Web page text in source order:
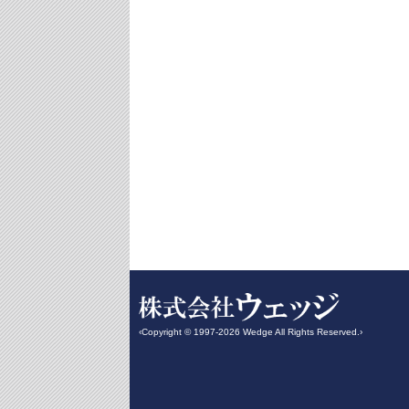
‹Copyright © 1997-2026 Wedge All Rights Reserved.›